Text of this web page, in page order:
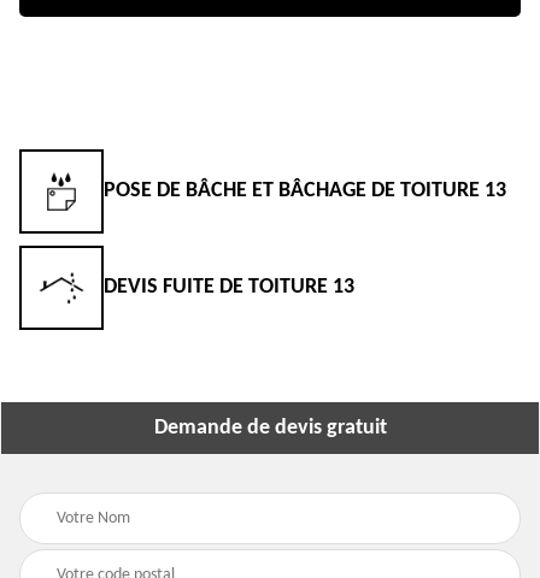
POSE DE BÂCHE ET BÂCHAGE DE TOITURE 13
DEVIS FUITE DE TOITURE 13
Demande de devis gratuit